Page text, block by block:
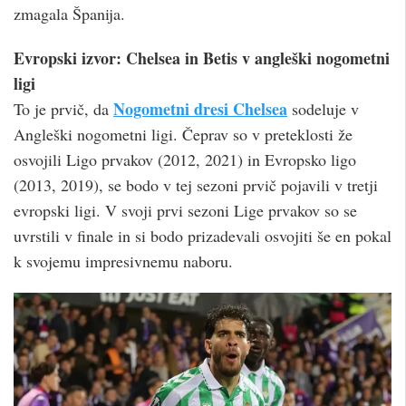
zmagala Španija.
Evropski izvor: Chelsea in Betis v angleški nogometni
ligi
To je prvič, da Nogometni dresi Chelsea sodeluje v
Angleški nogometni ligi. Čeprav so v preteklosti že
osvojili Ligo prvakov (2012, 2021) in Evropsko ligo
(2013, 2019), se bodo v tej sezoni prvič pojavili v tretji
evropski ligi. V svoji prvi sezoni Lige prvakov so se
uvrstili v finale in si bodo prizadevali osvojiti še en pokal
k svojemu impresivnemu naboru.